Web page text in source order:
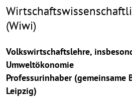
(Wiwi)
Volkswirtschaftslehre,
Umweltökonomie
Professurinhaber (gemeinsame
Leipzig)